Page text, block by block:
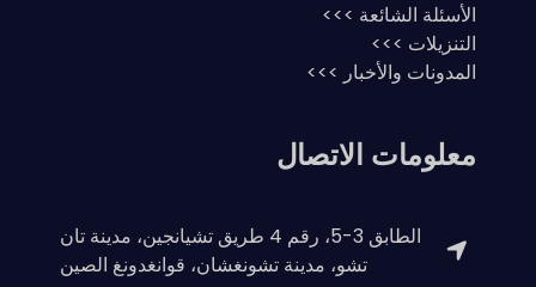
الأسئلة الشائعة >>>
التنزيلات >>>
المدونات والأخبار >>>
معلومات الاتصال
الطابق 3-5، رقم 4 طريق تشيانجين، مدينة تان
تشو، مدينة تشونغشان، قوانغدونغ الصين